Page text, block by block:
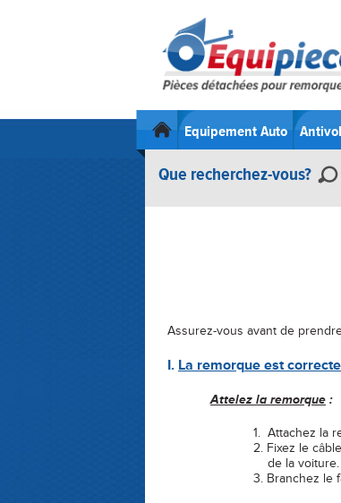
Equipement Auto
Que recherchez-vous?
Assurez-vous avant de
I. La remorque est
Attelez la remorque :
1. Attachez la
2. Fixez le câble de
de la voiture.
3. Branchez le faisceau